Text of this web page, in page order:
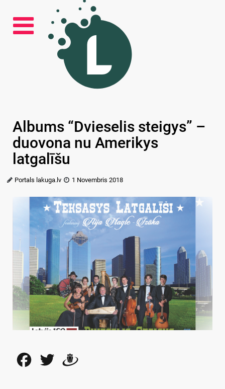
Albums “Dvieselis steigys” –
duovona nu Amerikys
latgalīšu
Portals lakuga.lv 1 Novembris 2018
FacebookTwitter